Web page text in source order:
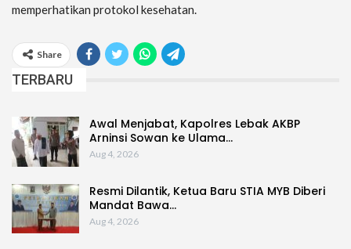
memperhatikan protokol kesehatan.
Share
TERBARU
Awal Menjabat, Kapolres Lebak AKBP
Arninsi Sowan ke Ulama…
Aug 4, 2026
Resmi Dilantik, Ketua Baru STIA MYB Diberi
Mandat Bawa…
Aug 4, 2026